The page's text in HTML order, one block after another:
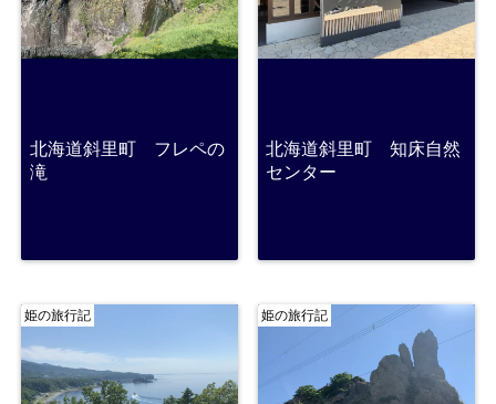
北海道斜里町 フレペの
滝
北海道斜里町 知床自然
センター
姫の旅行記 姫の旅行記